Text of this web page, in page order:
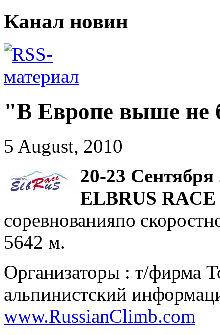
Канал новин
"В Европе выше не
5 August, 2010
20-23 Сентября
ELBRUS RACE
соревнованияпо
5642 м.
Организаторы : т/фирма
альпинистский
www.RussianClimb.com